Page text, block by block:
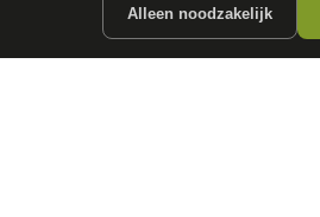
Alleen noodzakelijk